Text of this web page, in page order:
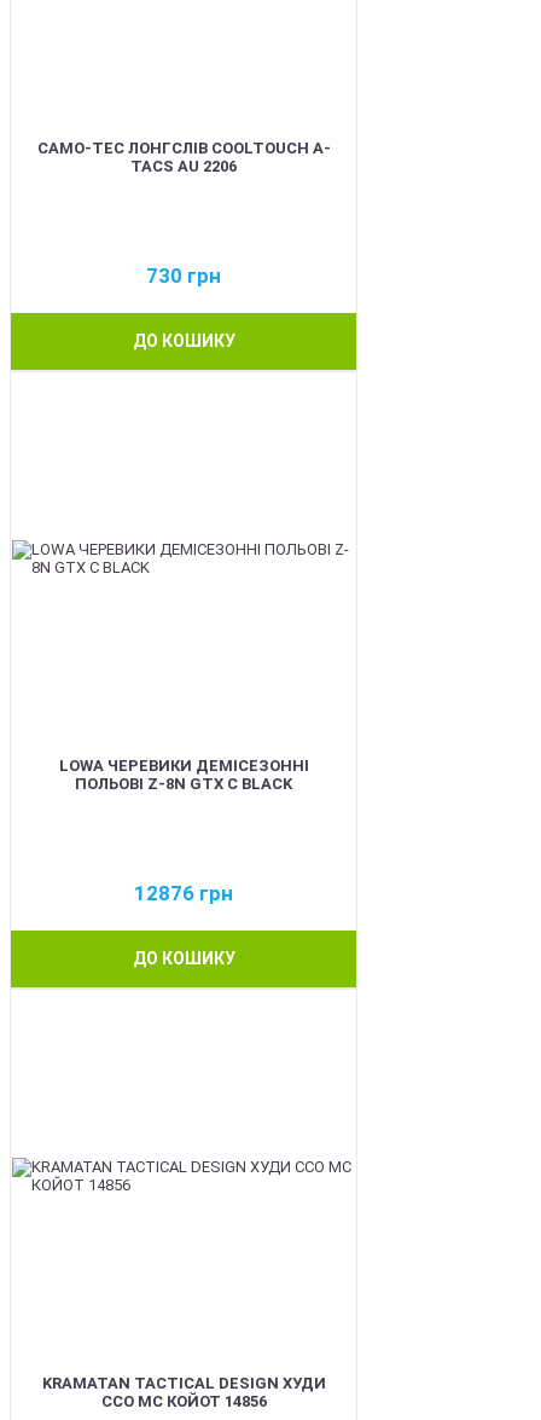
CAMO-TEC ЛОНГСЛІВ COOLTOUCH A-
TACS AU 2206
730 грн
ДО КОШИКУ
LOWA ЧЕРЕВИКИ ДЕМІСЕЗОННІ
ПОЛЬОВІ Z-8N GTX C BLACK
12876 грн
ДО КОШИКУ
KRAMATAN TACTICAL DESIGN ХУДИ
ССО МС КОЙОТ 14856